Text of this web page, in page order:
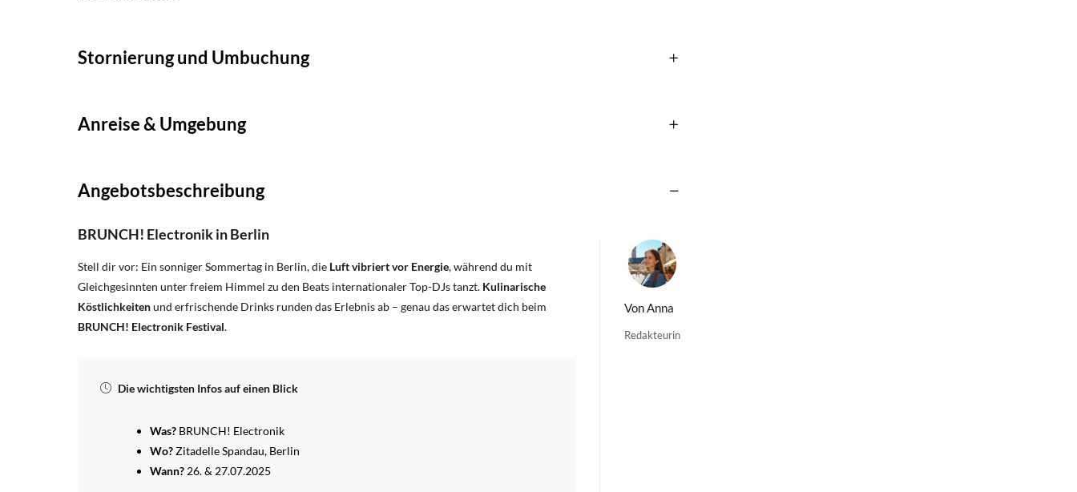
Stornierung und Umbuchung
Anreise & Umgebung
Angebotsbeschreibung
BRUNCH! Electronik in Berlin
Stell dir vor: Ein sonniger Sommertag in Berlin, die Luft vibriert vor Energie, während du mit
Gleichgesinnten unter freiem Himmel zu den Beats internationaler Top-DJs tanzt. Kulinarische
Köstlichkeitenund erfrischende Drinks runden das Erlebnis ab – genau das erwartet dich beim
BRUNCH! Electronik Festival.
Die wichtigsten Infos auf einen Blick
Was? BRUNCH! Electronik
Wo?Zitadelle Spandau, Berlin
Wann? 26. & 27.07.2025
VonAnna
Redakteurin